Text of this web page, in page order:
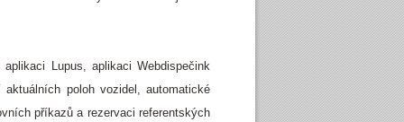
Lupus, aplikaci Webdispečink
poloh vozidel, automatické
příkazů a rezervaci referentských